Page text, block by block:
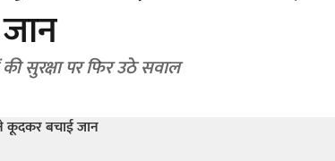
सुरक्षा पर फिर उठे सवाल